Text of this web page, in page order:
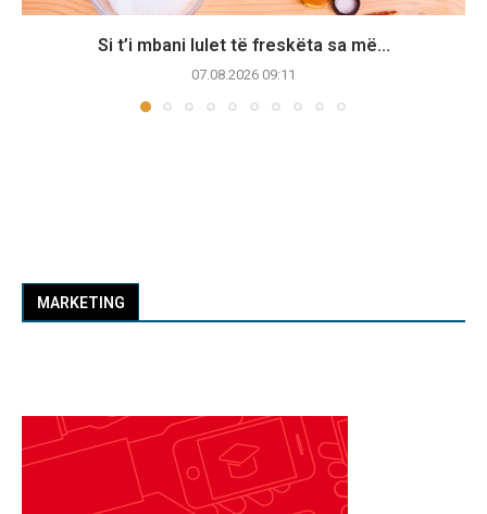
Si t’i mbani lulet të freskëta sa më...
07.08.2026 09:11
MARKETING